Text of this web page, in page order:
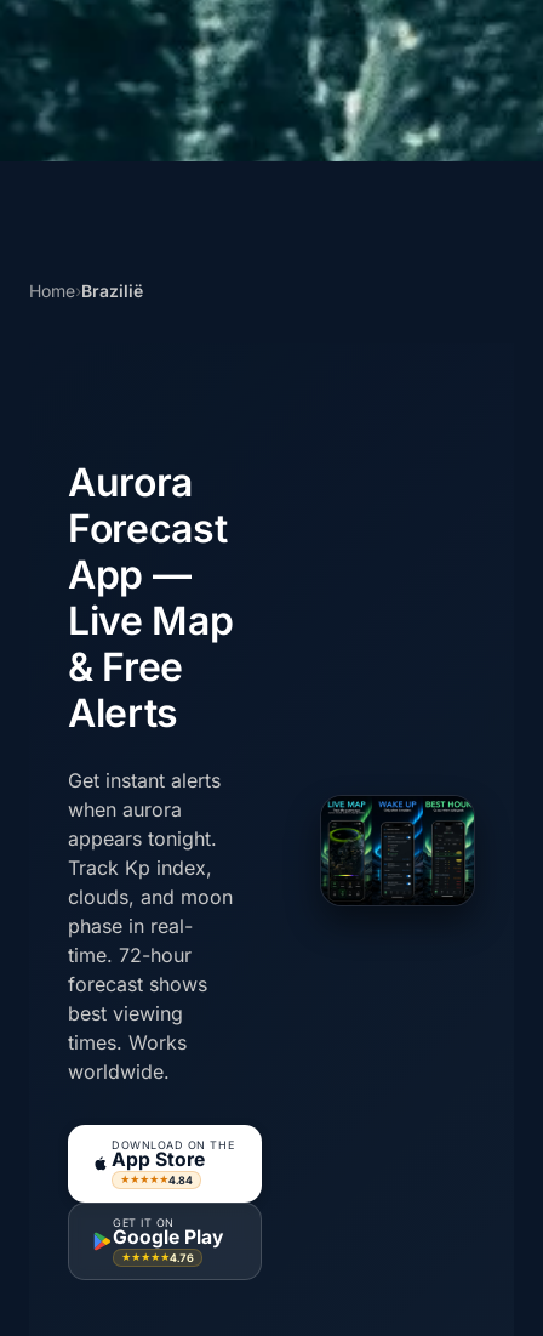
Home›Brazilië
Aurora
Forecast
App —
Live Map
& Free
Alerts
Get instant alerts
when aurora
appears tonight.
Track Kp index,
clouds, and moon
phase in real-
time. 72-hour
forecast shows
best viewing
times. Works
worldwide.
DOWNLOAD ON THE
App Store
★★★★★4.84
GET IT ON
Google Play
★★★★★4.76